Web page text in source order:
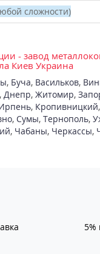
сложности)
- завод
Киев Украина
, Буча, Васильков,
, Днепр, Житомир,
, Кропивницкий,
, Сумы, Тернополь,
, Чабаны, Черкассы,
5%